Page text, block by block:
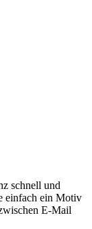
schnell und
einfach ein Motiv
E-Mail